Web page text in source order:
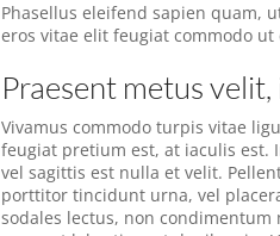
Phasellus eleifend sapien quam,
eros vitae elit feugiat commodo
Praesent metus
Vivamus commodo turpis vitae
feugiat pretium est, at iaculis est.
vel sagittis est nulla et velit.
porttitor tincidunt urna, vel
sodales lectus, non